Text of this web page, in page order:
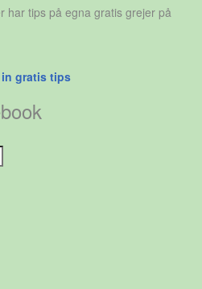
har tips på egna gratis grejer på
gratis tips